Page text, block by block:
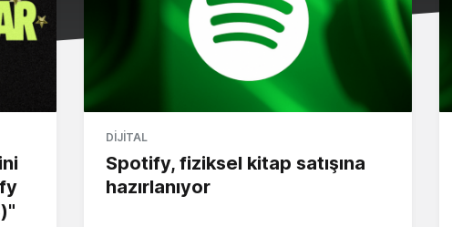
DIJITAL
Spotify, fiziksel kitap satışına
hazırlanıyor